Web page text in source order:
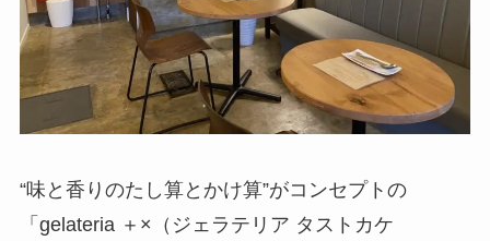
“味と香りのたし算とかけ算”がコンセプトの
「gelateria ＋×（ジェラテリア タストカケ